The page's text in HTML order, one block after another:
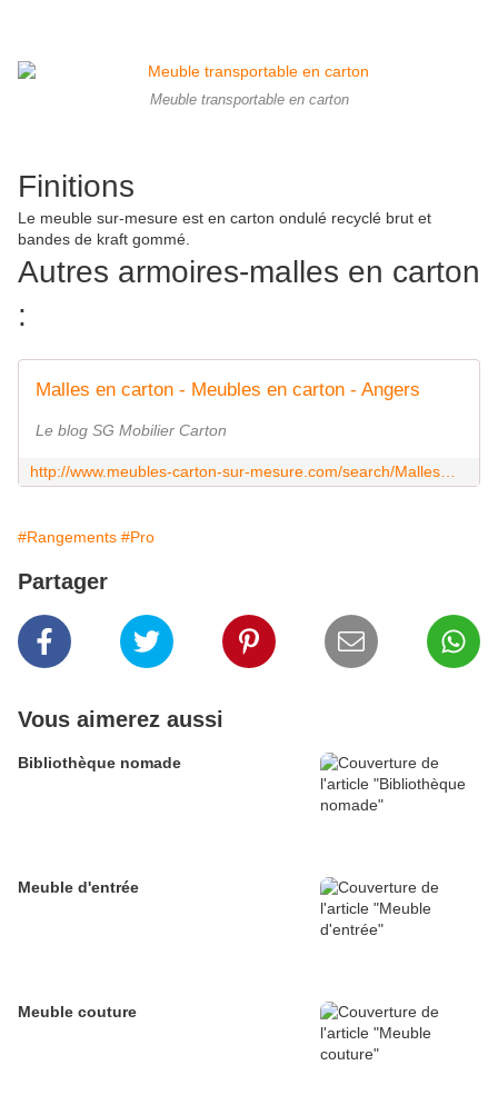
Meuble transportable en carton
Finitions
Le meuble sur-mesure est en carton ondulé recyclé brut et
bandes de kraft gommé.
Autres armoires-malles en carton
:
Malles en carton - Meubles en carton - Angers
Le blog SG Mobilier Carton
#Rangements #Pro
Partager
Vous aimerez aussi
Bibliothèque nomade
Meuble d'entrée
Meuble couture